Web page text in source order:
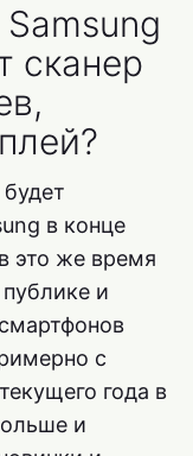
сканер
в конце
это же время
и
с
года в
и